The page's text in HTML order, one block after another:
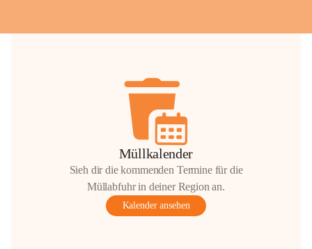
Müllkalender
Sieh dir die kommenden Termine für die
Müllabfuhr in deiner Region an.
Kalender ansehen